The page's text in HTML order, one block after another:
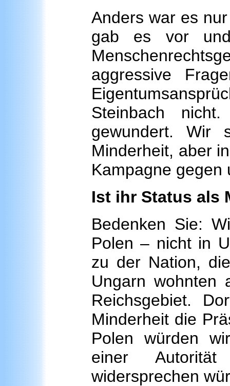
Anders war es
gab es vor
aggressive
Steinbach
gewundert. Wir
Minderheit, aber
Kampagne gegen
Ist ihr Status als
Bedenken Sie:
Polen – nicht in
zu der Nation,
Ungarn wohnten
Reichsgebiet.
Minderheit die
Polen würden
einer
widersprechen